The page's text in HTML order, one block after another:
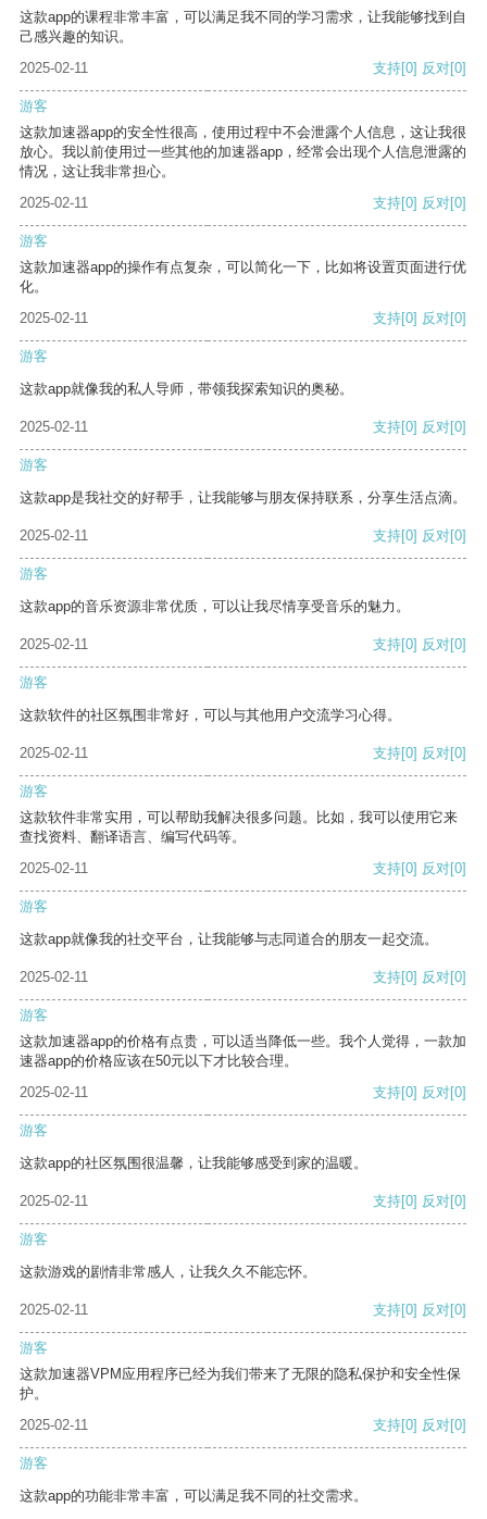
这款app的课程非常丰富，可以满足我不同的学习需求，让我能够找到自
己感兴趣的知识。
2025-02-11
支持[0] 反对[0]
游客
这款加速器app的安全性很高，使用过程中不会泄露个人信息，这让我很
放心。我以前使用过一些其他的加速器app，经常会出现个人信息泄露的
情况，这让我非常担心。
2025-02-11
支持[0] 反对[0]
游客
这款加速器app的操作有点复杂，可以简化一下，比如将设置页面进行优
化。
2025-02-11
支持[0] 反对[0]
游客
这款app就像我的私人导师，带领我探索知识的奥秘。
2025-02-11 支持[0] 反对[0]
游客
这款app是我社交的好帮手，让我能够与朋友保持联系，分享生活点滴。
2025-02-11 支持[0] 反对[0]
游客
这款app的音乐资源非常优质，可以让我尽情享受音乐的魅力。
2025-02-11 支持[0] 反对[0]
游客
这款软件的社区氛围非常好，可以与其他用户交流学习心得。
2025-02-11 支持[0] 反对[0]
游客
这款软件非常实用，可以帮助我解决很多问题。比如，我可以使用它来
查找资料、翻译语言、编写代码等。
2025-02-11
支持[0] 反对[0]
游客
这款app就像我的社交平台，让我能够与志同道合的朋友一起交流。
2025-02-11 支持[0] 反对[0]
游客
这款加速器app的价格有点贵，可以适当降低一些。我个人觉得，一款加
速器app的价格应该在50元以下才比较合理。
2025-02-11
支持[0] 反对[0]
游客
这款app的社区氛围很温馨，让我能够感受到家的温暖。
2025-02-11 支持[0] 反对[0]
游客
这款游戏的剧情非常感人，让我久久不能忘怀。
2025-02-11 支持[0] 反对[0]
游客
这款加速器VPM应用程序已经为我们带来了无限的隐私保护和安全性保
护。
2025-02-11
支持[0] 反对[0]
游客
这款app的功能非常丰富，可以满足我不同的社交需求。